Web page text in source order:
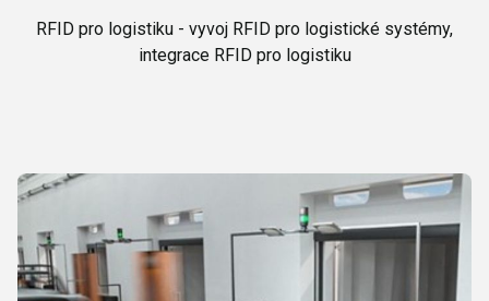
RFID pro logistiku - vyvoj RFID pro logistické systémy,
integrace RFID pro logistiku